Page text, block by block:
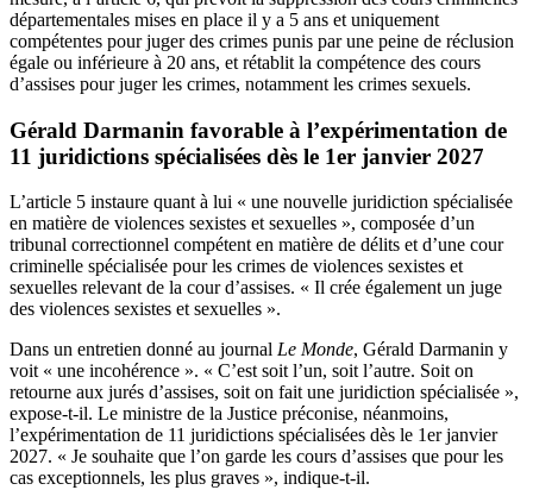
départementales mises en place il y a 5 ans et uniquement
compétentes pour juger des crimes punis par une peine de réclusion
égale ou inférieure à 20 ans, et rétablit la compétence des cours
d’assises pour juger les crimes, notamment les crimes sexuels.
Gérald Darmanin favorable à l’expérimentation de
11 juridictions spécialisées dès le 1er janvier 2027
L’article 5 instaure quant à lui « une nouvelle juridiction spécialisée
en matière de violences sexistes et sexuelles », composée d’un
tribunal correctionnel compétent en matière de délits et d’une cour
criminelle spécialisée pour les crimes de violences sexistes et
sexuelles relevant de la cour d’assises. « Il crée également un juge
des violences sexistes et sexuelles ».
Dans un entretien donné au journal Le Monde, Gérald Darmanin y
voit « une incohérence ». « C’est soit l’un, soit l’autre. Soit on
retourne aux jurés d’assises, soit on fait une juridiction spécialisée »,
expose-t-il. Le ministre de la Justice préconise, néanmoins,
l’expérimentation de 11 juridictions spécialisées dès le 1er janvier
2027. « Je souhaite que l’on garde les cours d’assises que pour les
cas exceptionnels, les plus graves », indique-t-il.